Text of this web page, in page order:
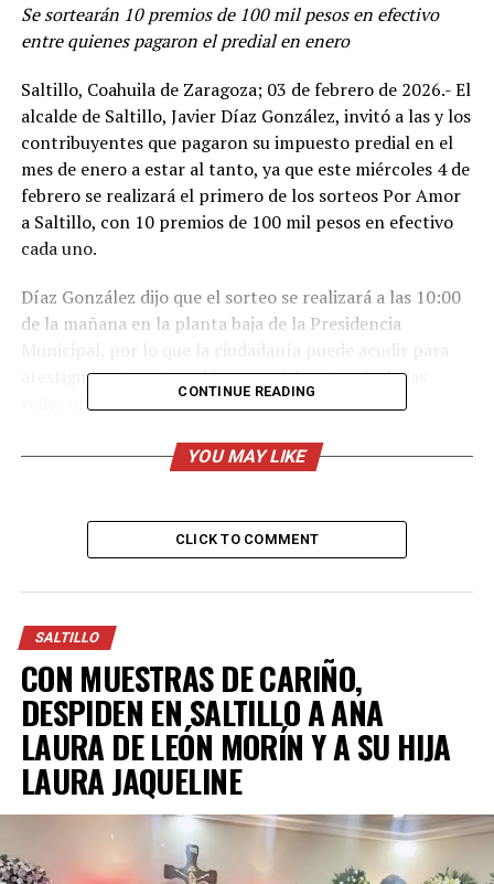
Se sortearán 10 premios de 100 mil pesos en efectivo
entre quienes pagaron el predial en enero
Saltillo, Coahuila de Zaragoza; 03 de febrero de 2026.- El
alcalde de Saltillo, Javier Díaz González, invitó a las y los
contribuyentes que pagaron su impuesto predial en el
mes de enero a estar al tanto, ya que este miércoles 4 de
febrero se realizará el primero de los sorteos Por Amor
a Saltillo, con 10 premios de 100 mil pesos en efectivo
cada uno.
Díaz González dijo que el sorteo se realizará a las 10:00
de la mañana en la planta baja de la Presidencia
Municipal, por lo que la ciudadanía puede acudir para
atestiguar este acto, o bien, seguirlo a través de las
redes oficiales del Gobierno Municipal de Saltillo.
“Agradecemos a las y los contribuyentes que cumplieron
en enero con el pago de su predial; uno de los beneficios
realizaremos con estos premios en efectivo”, comentó el
CONTINUE READING
YOU MAY LIKE
CLICK TO COMMENT
SALTILLO
CON MUESTRAS DE CARIÑO,
DESPIDEN EN SALTILLO A ANA
LAURA DE LEÓN MORÍN Y A SU HIJA
LAURA JAQUELINE